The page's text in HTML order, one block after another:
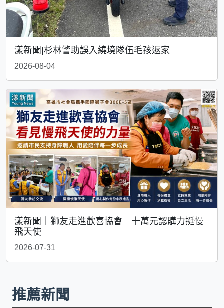
漾新聞|杉林警助誤入繞境隊伍毛孩返家
2026-08-04
漾新聞｜獅友走進歡喜協會 十萬元認購力挺慢
飛天使
2026-07-31
推薦新聞